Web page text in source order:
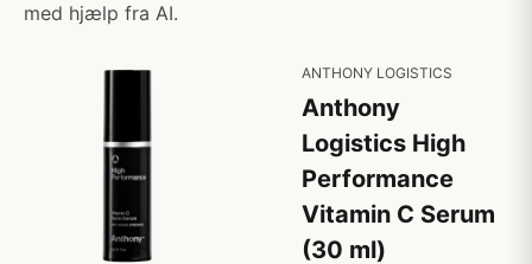
med hjælp fra AI.
ANTHONY LOGISTICS
Anthony
Logistics High
Performance
Vitamin C Serum
(30 ml)